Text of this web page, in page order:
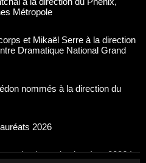
et Mikaël Serre à la direction
Dramatique National Grand
nommés à la direction du
2026